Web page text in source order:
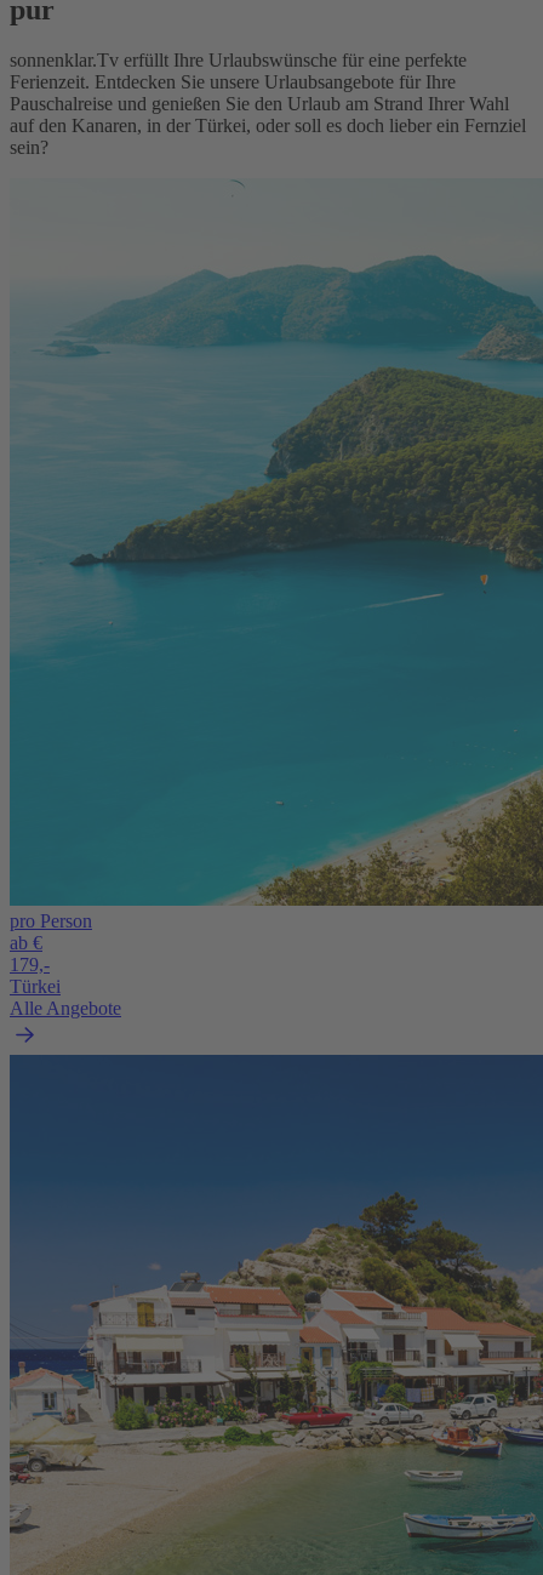
pur
sonnenklar.Tv erfüllt Ihre Urlaubswünsche für eine perfekte
Ferienzeit. Entdecken Sie unsere Urlaubsangebote für Ihre
Pauschalreise und genießen Sie den Urlaub am Strand Ihrer Wahl
auf den Kanaren, in der Türkei, oder soll es doch lieber ein Fernziel
sein?
pro Person
ab €
179,-
Türkei
Alle Angebote